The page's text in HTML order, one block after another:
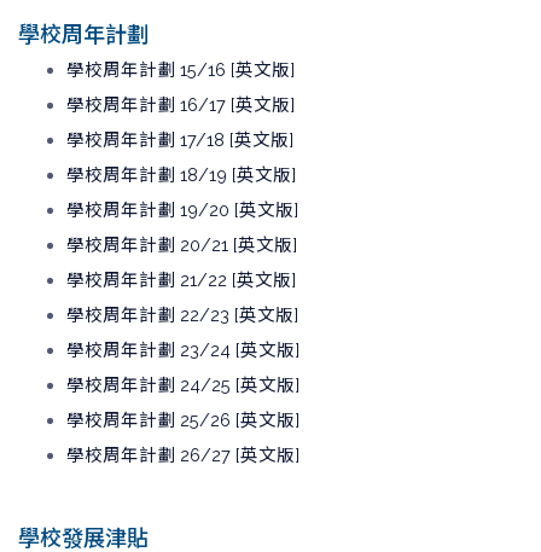
學校周年計劃
學校周年計劃 15/16 [英文版]
學校周年計劃 16/17 [英文版]
學校周年計劃 17/18 [英文版]
學校周年計劃 18/19 [英文版]
學校周年計劃 19/20 [英文版]
學校周年計劃 20/21 [英文版]
學校周年計劃 21/22 [英文版]
學校周年計劃 22/23 [英文版]
學校周年計劃 23/24 [英文版]
學校周年計劃 24/25 [英文版]
學校周年計劃 25/26 [英文版]
學校周年計劃 26/27 [英文版]
學校發展津貼